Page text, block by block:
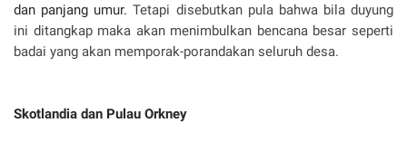
dan panjang umur.Tetapi disebutkan pula bahwa bila duyung
ini ditangkap maka akan menimbulkan bencana besar seperti
badai yang akan memporak-porandakan seluruh desa.
Skotlandia dan Pulau Orkney